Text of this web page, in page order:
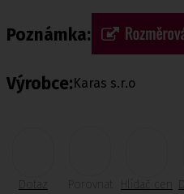
Poznámka:
Výrobce:Karas s.r.o
Dotaz Porovnat